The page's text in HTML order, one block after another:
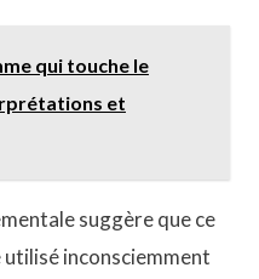
qui touche le
et
suggère que ce
inconsciemment